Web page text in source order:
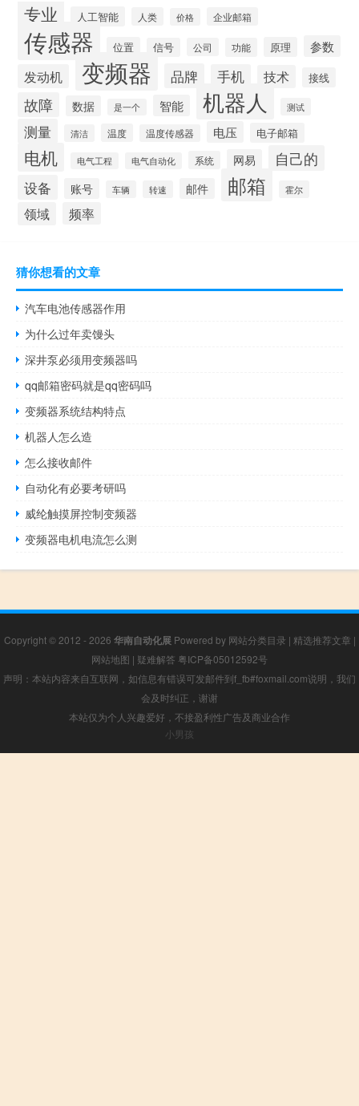
专业 人工智能 人类 价格 企业邮箱
传感器 位置 信号 公司 功能 原理 参数
发动机 变频器 品牌 手机 技术 接线
故障 数据 是一个 智能 机器人 测试
测量 清洁 温度 温度传感器 电压 电子邮箱
电机 电气工程 电气自动化 系统 网易 自己的
设备 账号 车辆 转速 邮件 邮箱 霍尔
领域 频率
猜你想看的文章
汽车电池传感器作用
为什么过年卖馒头
深井泵必须用变频器吗
qq邮箱密码就是qq密码吗
变频器系统结构特点
机器人怎么造
怎么接收邮件
自动化有必要考研吗
威纶触摸屏控制变频器
变频器电机电流怎么测
Copyright © 2012 - 2026 华南自动化展Powered by 网站分类目录 | 精选推荐文章 |
网站地图 | 疑难解答 粤ICP备05012592号
声明：本站内容来自互联网，如信息有错误可发邮件到f_fb#foxmail.com说明，我们
会及时纠正，谢谢
本站仅为个人兴趣爱好，不接盈利性广告及商业合作
小男孩